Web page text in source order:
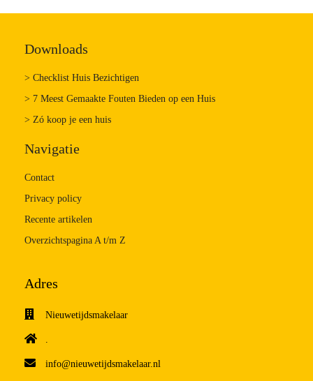
Downloads
> Checklist Huis Bezichtigen
> 7 Meest Gemaakte Fouten Bieden op een Huis
> Zó koop je een huis
Navigatie
Contact
Privacy policy
Recente artikelen
Overzichtspagina A t/m Z
Adres
Nieuwetijdsmakelaar
.
info@nieuwetijdsmakelaar.nl